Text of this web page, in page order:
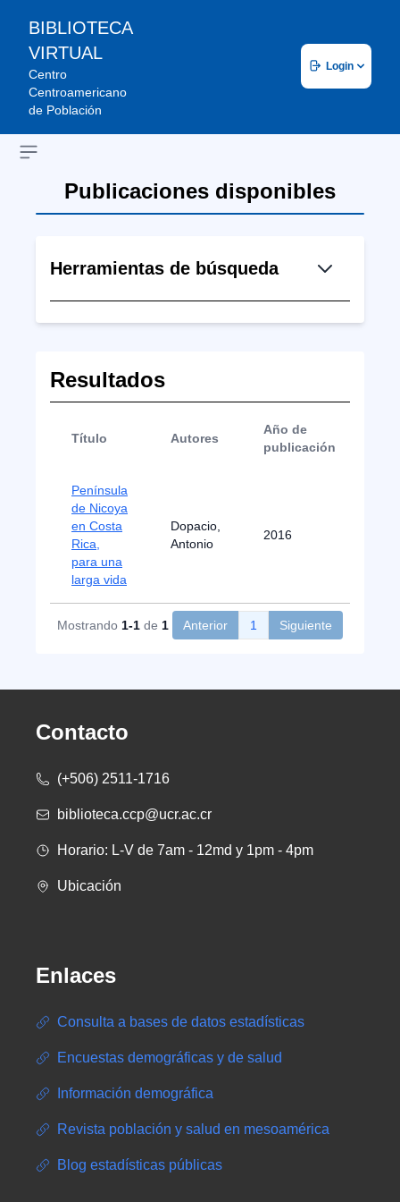
BIBLIOTECA
VIRTUAL
Centro
Centroamericano
de Población
Login
Open sidebar
Publicaciones disponibles
Herramientas de búsqueda
Resultados
Título Autores
Año de
publicación
Península
de Nicoya
en Costa
Rica,
para una
larga vida
Dopacio,
Antonio
2016
Mostrando 1-1 de 1 Anterior 1 Siguiente
Contacto
(+506) 2511-1716
biblioteca.ccp@ucr.ac.cr
Horario: L-V de 7am - 12md y 1pm - 4pm
Ubicación
Enlaces
Consulta a bases de datos estadísticas
Encuestas demográficas y de salud
Información demográfica
Revista población y salud en mesoamérica
Blog estadísticas públicas